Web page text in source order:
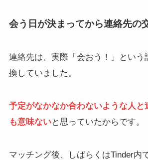
会う日が決まってから連絡先の
連絡先は、実際「会おう！」という
換していました。
予定がなかなか合わないような人と
も意味ないと思っていたからです。
マッチング後、しばらくはTinder内